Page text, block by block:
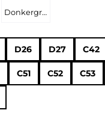
Donkergrijs
D26 D27 C42
C51 C52 C53